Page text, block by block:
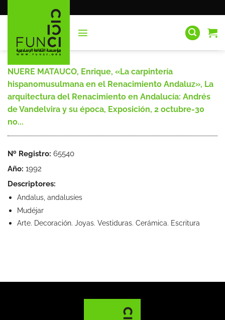
al
NUERE MATAUCO, Enrique, «La carpintería
hispanomusulmana en el Renacimiento Andaluz», La
arquitectura del Renacimiento en Andalucía: Andrés
de Vandelvira y su época, Exposición, 2 octubre-30
no...
Nº Registro: 65540
Año: 1992
Descriptores:
Andalus, andalusíes
Mudéjar
Arte. Decoración. Joyas. Vestiduras. Cerámica. Escritura